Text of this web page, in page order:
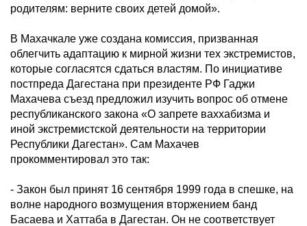
родителям: верните своих детей домой».
В Махачкале уже создана комиссия, призванная
облегчить адаптацию к мирной жизни тех экстремистов,
которые согласятся сдаться властям. По инициативе
постпреда Дагестана при президенте РФ Гаджи
Махачева съезд предложил изучить вопрос об отмене
республиканского закона «О запрете ваххабизма и
иной экстремистской деятельности на территории
Республики Дагестан». Сам Махачев
прокомментировал это так:
- Закон был принят 16 сентября 1999 года в спешке, на
волне народного возмущения вторжением банд
Басаева и Хаттаба в Дагестан. Он не соответствует